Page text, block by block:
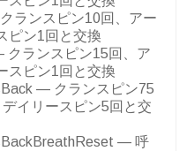
ランスピン10回、アー
ピン1回と交換
ランスピン15回、ア
スピン1回と交換
— クランスピン75
イリースピン5回と交
— 呼